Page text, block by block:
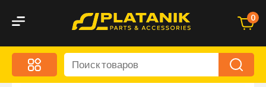
0
Меню
Акционные предложения